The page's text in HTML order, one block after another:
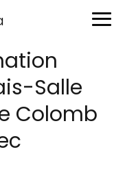
Salle
Colomb